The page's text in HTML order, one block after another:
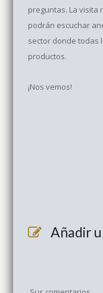
preguntas. La visita
podrán escuchar
sector donde todas
productos.
¡Nos vemos!
Añadir